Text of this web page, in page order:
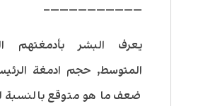
——————————–
يعرف البشر بأدمغتهم
المتوسط, حجم ادمغة
ضعف ما هو متوقع بالنسبة